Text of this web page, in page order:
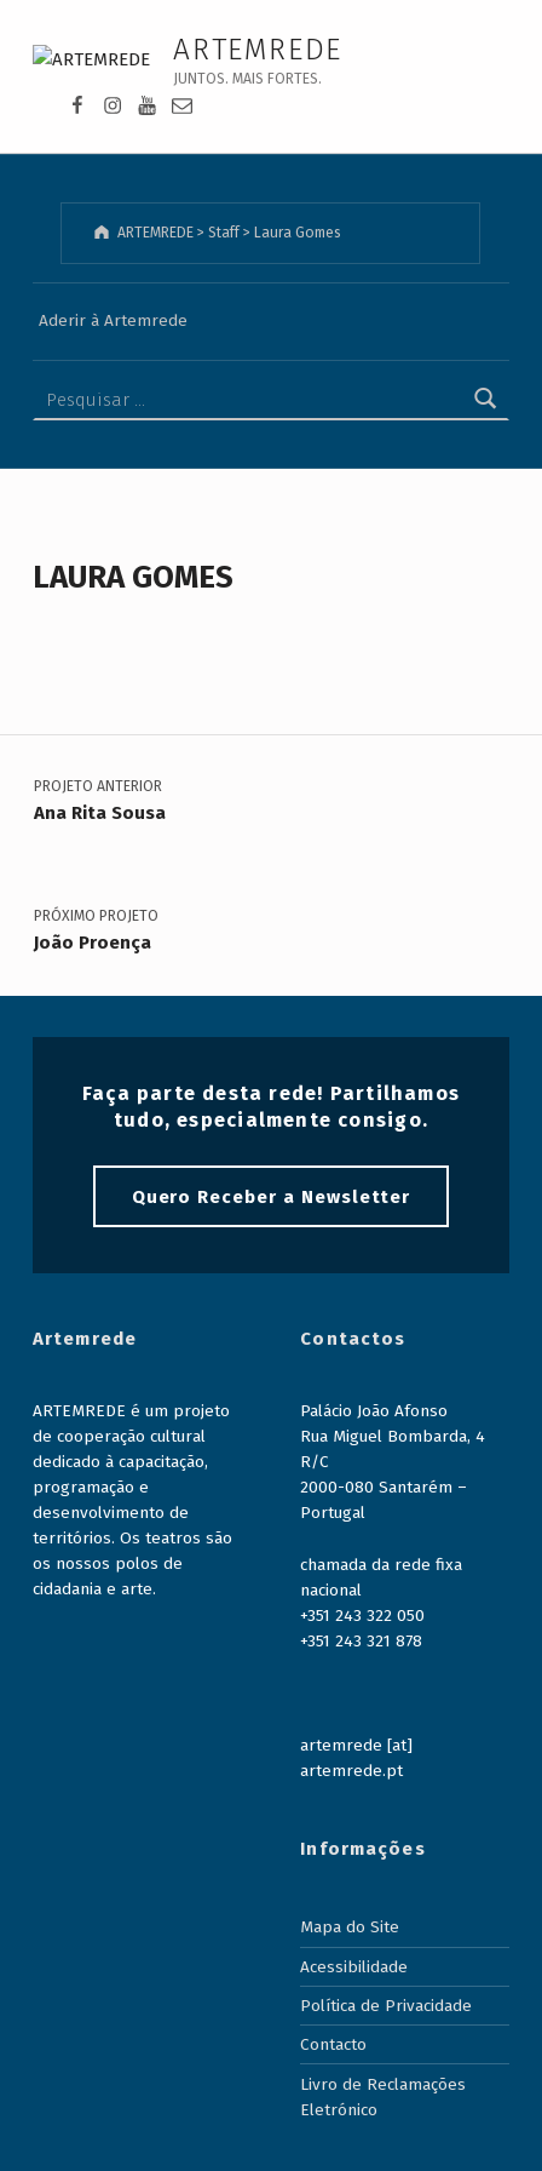
Laura Gomes - ARTEMREDE
ARTEMREDE
JUNTOS. MAIS FORTES.
Facebook da Artemrede
Instagram da Artemrede
Youtube da Artemrede
Email para artemrede@artemrede.pt
ARTEMREDE> Staff> Laura Gomes
Aderir à Artemrede
LAURA GOMES
Navegação de artigos
PROJETO ANTERIOR
Ana Rita Sousa
PRÓXIMO PROJETO
João Proença
Faça parte desta rede! Partilhamos
tudo, especialmente consigo.
Quero Receber a Newsletter
Artemrede
ARTEMREDE é um projeto
de cooperação cultural
dedicado à capacitação,
programação e
desenvolvimento de
territórios. Os teatros são
os nossos polos de
cidadania e arte.
Contactos
Palácio João Afonso
Rua Miguel Bombarda, 4
R/C
2000-080 Santarém –
Portugal
chamada da rede fixa
nacional
+351 243 322 050
+351 243 321 878
artemrede [at]
artemrede.pt
Informações
Mapa do Site
Acessibilidade
Política de Privacidade
Contacto
Livro de Reclamações
Eletrónico